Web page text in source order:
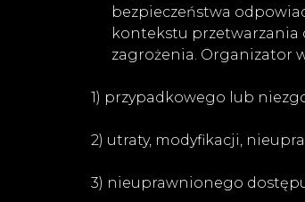
bezpieczeństwa
kontekstu przetwarzania
zagrożenia. Organizator
1) przypadkowego lub
2) utraty, modyfikacji,
3) nieuprawnionego